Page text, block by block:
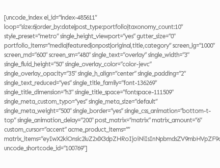
[uncode_index el_id=”index-485611″
loop=”size:6|order_by:date|post_type:portfolio|taxonomy_count:10″
style_preset=”metro” single_height_viewport=”yes” gutter_size=”0″
portfolio_items=”media|featured|onpost|original,title,category” screen_lg=”1000″
screen_md=”600″ screen_sm=”480″ single_text=”overlay” single_width=”3″
single_fluid_height=”50″ single_overlay_color=”color-jevc”
single_overlay_opacity=”35″ single_h_align=”center” single_padding=”2″
single_text_reduced=”yes” single_title_family=”font-136269″
single_title_dimension=”h3″ single_title_space=”fontspace-111509″
single_meta_custom_typo=”yes” single_meta_size=”default”
single_meta_weight=”500″ single_border=”yes” single_css_animation=”bottom-t-
top” single_animation_delay=”200″ post_matrix=”matrix” matrix_amount=”6″
custom_cursor=”accent” acme_product_items=””
uncode_shortcode_id=”100769″]